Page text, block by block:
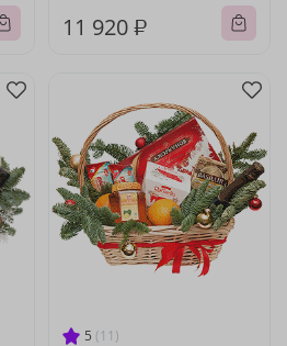
11 920 ₽
5 (11)